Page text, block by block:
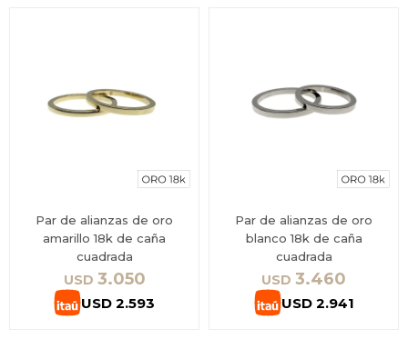
Par de alianzas de oro
amarillo 18k de caña
cuadrada
USD 3.050
USD 2.593
Par de alianzas de oro
blanco 18k de caña
cuadrada
USD 3.460
USD 2.941